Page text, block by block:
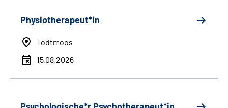
Physiotherapeut*in
Todtmoos
15.08.2026